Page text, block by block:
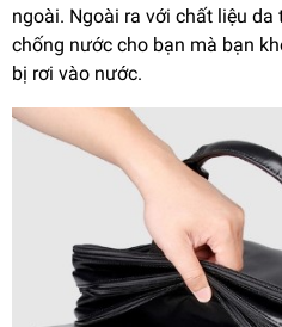
ngoài. Ngoài ra với chất liệu
chống nước cho bạn mà bạn
bị rơi vào nước.